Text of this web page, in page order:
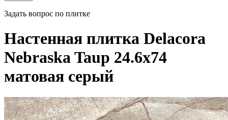
Задать вопрос по плитке
Настенная плитка Delacora
Nebraska Taup 24.6x74
матовая серый